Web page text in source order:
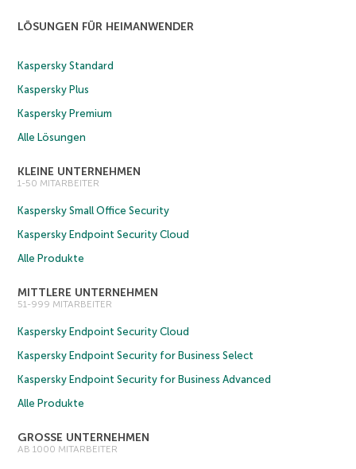
LÖSUNGEN FÜR HEIMANWENDER
Kaspersky Standard
Kaspersky Plus
Kaspersky Premium
Alle Lösungen
KLEINE UNTERNEHMEN
1-50 MITARBEITER
Kaspersky Small Office Security
Kaspersky Endpoint Security Cloud
Alle Produkte
MITTLERE UNTERNEHMEN
51-999 MITARBEITER
Kaspersky Endpoint Security Cloud
Kaspersky Endpoint Security for Business Select
Kaspersky Endpoint Security for Business Advanced
Alle Produkte
GROSSE UNTERNEHMEN
AB 1000 MITARBEITER